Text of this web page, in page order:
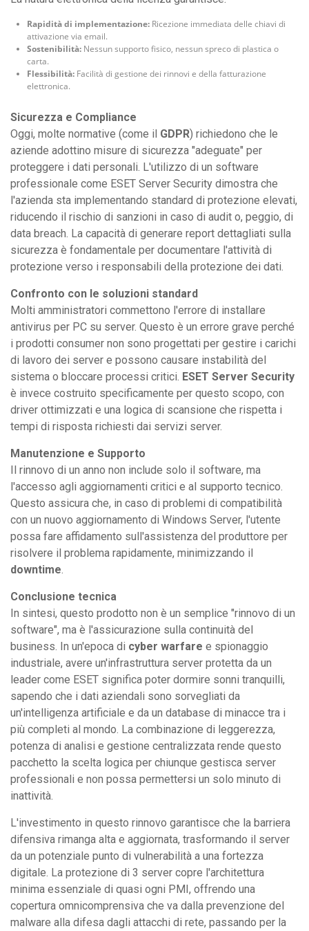
Rapidità di implementazione: Ricezione immediata delle chiavi di
attivazione via email.
Sostenibilità: Nessun supporto fisico, nessun spreco di plastica o
carta.
Flessibilità: Facilità di gestione dei rinnovi e della fatturazione
elettronica.
Sicurezza e Compliance
Oggi, molte normative (come il GDPR) richiedono che le
aziende adottino misure di sicurezza "adeguate" per
proteggere i dati personali. L'utilizzo di un software
professionale come ESET Server Security dimostra che
l'azienda sta implementando standard di protezione elevati,
riducendo il rischio di sanzioni in caso di audit o, peggio, di
data breach. La capacità di generare report dettagliati sulla
sicurezza è fondamentale per documentare l'attività di
protezione verso i responsabili della protezione dei dati.
Confronto con le soluzioni standard
Molti amministratori commettono l'errore di installare
antivirus per PC su server. Questo è un errore grave perché
i prodotti consumer non sono progettati per gestire i carichi
di lavoro dei server e possono causare instabilità del
sistema o bloccare processi critici. ESET Server Security
è invece costruito specificamente per questo scopo, con
driver ottimizzati e una logica di scansione che rispetta i
tempi di risposta richiesti dai servizi server.
Manutenzione e Supporto
Il rinnovo di un anno non include solo il software, ma
l'accesso agli aggiornamenti critici e al supporto tecnico.
Questo assicura che, in caso di problemi di compatibilità
con un nuovo aggiornamento di Windows Server, l'utente
possa fare affidamento sull'assistenza del produttore per
risolvere il problema rapidamente, minimizzando il
downtime.
Conclusione tecnica
In sintesi, questo prodotto non è un semplice "rinnovo di un
software", ma è l'assicurazione sulla continuità del
business. In un'epoca di cyber warfare e spionaggio
industriale, avere un'infrastruttura server protetta da un
leader come ESET significa poter dormire sonni tranquilli,
sapendo che i dati aziendali sono sorvegliati da
un'intelligenza artificiale e da un database di minacce tra i
più completi al mondo. La combinazione di leggerezza,
potenza di analisi e gestione centralizzata rende questo
pacchetto la scelta logica per chiunque gestisca server
professionali e non possa permettersi un solo minuto di
inattività.
L'investimento in questo rinnovo garantisce che la barriera
difensiva rimanga alta e aggiornata, trasformando il server
da un potenziale punto di vulnerabilità a una fortezza
digitale. La protezione di 3 server copre l'architettura
minima essenziale di quasi ogni PMI, offrendo una
copertura omnicomprensiva che va dalla prevenzione del
malware alla difesa dagli attacchi di rete, passando per la